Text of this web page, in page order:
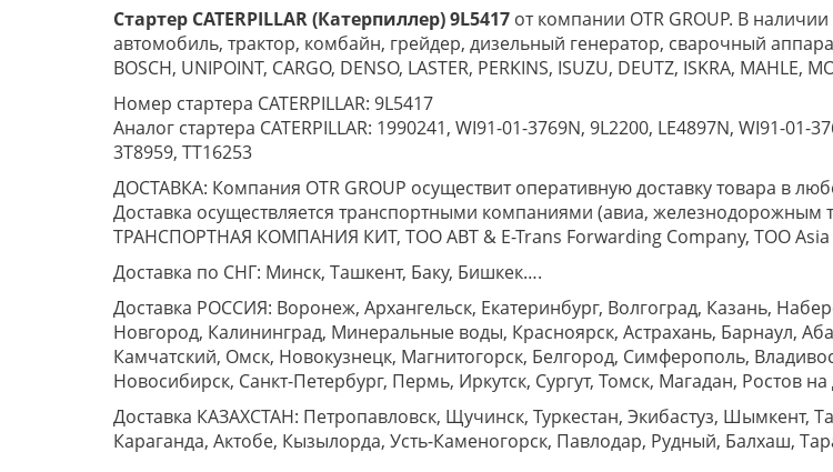
Стартер CATERPILLAR (Катерпиллер) 9L5417 от компании OTR GROUP. В
автомобиль, трактор, комбайн, грейдер, дизельный генератор, сварочный
BOSCH, UNIPOINT, CARGO, DENSO, LASTER, PERKINS, ISUZU, DEUTZ, ISKRA, MAHLE,
Номер стартера CATERPILLAR: 9L5417
Аналог стартера CATERPILLAR: 1990241, WI91-01-3769N, 9L2200, LE4897N, WI91-01-
3T8959, TT16253
ДОСТАВКА: Компания OTR GROUP осуществит оперативную доставку товара в
Доставка осуществляется транспортными компаниями (авиа, железнодорожным
ТРАНСПОРТНАЯ КОМПАНИЯ КИТ, ТОО ABT & E-Trans Forwarding Company, ТОО
Доставка по СНГ: Минск, Ташкент, Баку, Бишкек….
Доставка РОССИЯ: Воронеж, Архангельск, Екатеринбург, Волгоград, Казань,
Новгород, Калининград, Минеральные воды, Красноярск, Астрахань, Барнаул,
Камчатский, Омск, Новокузнецк, Магнитогорск, Белгород, Симферополь,
Новосибирск, Санкт-Петербург, Пермь, Иркутск, Сургут, Томск, Магадан, Ростов
Доставка КАЗАХСТАН: Петропавловск, Щучинск, Туркестан, Экибастуз, Шымкент,
Караганда, Актобе, Кызылорда, Усть-Каменогорск, Павлодар, Рудный, Балхаш,